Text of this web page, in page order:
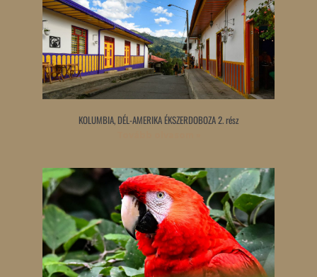
KOLUMBIA, DÉL-AMERIKA ÉKSZERDOBOZA 2. rész